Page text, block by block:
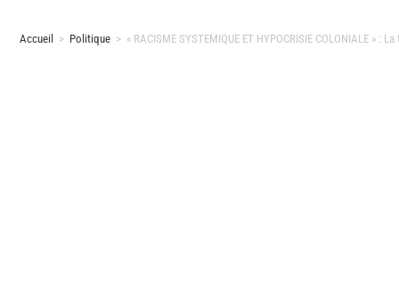
Accueil > Politique > « RACISME SYSTEMIQUE ET HYPOCRISIE COLONIALE »